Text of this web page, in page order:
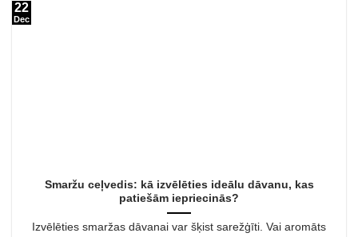
Smaržu ceļvedis: kā izvēlēties ideālu dāvanu, kas
patiešām iepriecinās?
Izvēlēties smaržas dāvanai var šķist sarežģīti. Vai aromāts
22
Dec